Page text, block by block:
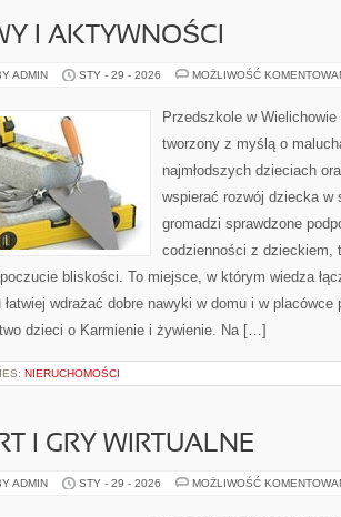
I AKTYWNOŚCI
ADMIN STY - 29 - 2026 MOŻLIWOŚĆ
Przedszkole w
tworzony z myślą o
najmłodszych dzieciach
wspierać rozwój dziecka w
gromadzi sprawdzone
codzienności z dzieckiem,
bliskości. To miejsce, w którym wiedza
wdrażać dobre nawyki w domu i w placówce
dzieci o Karmienie i żywienie. Na […]
NIERUCHOMOŚCI
I GRY WIRTUALNE
ADMIN STY - 29 - 2026 MOŻLIWOŚĆ